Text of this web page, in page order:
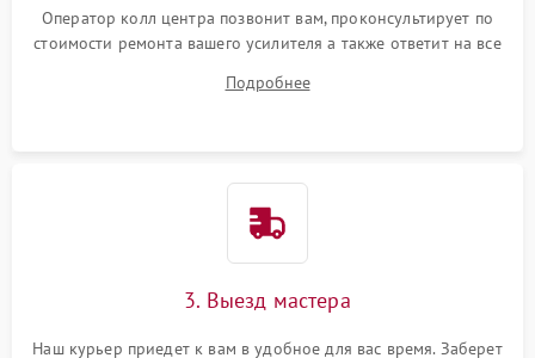
Оператор колл центра позвонит вам, проконсультирует по
стоимости ремонта вашего усилителя а также ответит на все
Подробнее
3. Выезд мастера
Наш курьер приедет к вам в удобное для вас время. Заберет